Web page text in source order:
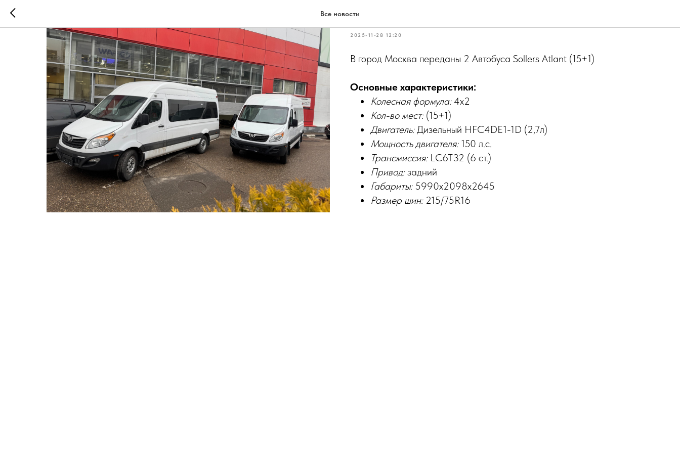
Все новости2 автобуса Sollers Atlant (15+1)
2025-11-28 12:20
В город Москва переданы 2 Автобуса Sollers Atlant (15+1)
Основные характеристики:
Колесная формула:4х2
Кол-во мест:(15+1)
Двигатель:Дизельный HFC4DE1-1D (2,7л)
Мощность двигателя:150 л.с.
Трансмиссия:LC6T32 (6 ст.)
Привод:задний
Габариты:5990х2098х2645
Размер шин:215/75R16